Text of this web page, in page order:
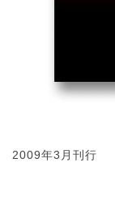
2009年3月刊行